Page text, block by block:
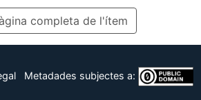
completa de l'ítem
Metadades subjectes a: